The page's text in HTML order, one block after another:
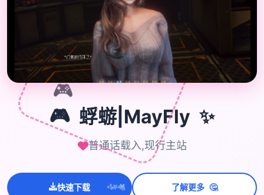
🎮
🎮 蜉蝣|MayFly ✨
普通话载入,现行主站
快速下载 ✨⭐💫 了解更多 🤔